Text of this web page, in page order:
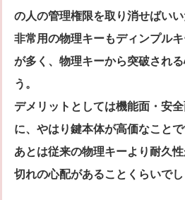
の人の管理権限を取り消せばいい
非常用の物理キーもディンプル
が多く、物理キーから突破され
う。
デメリットとしては機能面・安
に、やはり鍵本体が高価なことで
あとは従来の物理キーより耐久
切れの心配があることくらいでし